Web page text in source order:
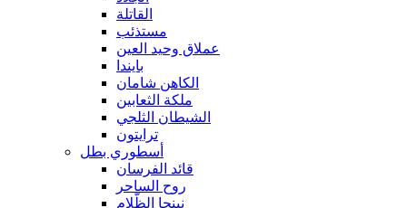
القاتلة
مستذئب
عملاق وحيد العين
بايندا
الكاهن شامان
ملكة الثعابين
الشيطان الثلجي
ترايتون
أسطوري بطل
قائد الفرسان
روح الساحر
نينجا الظّلام